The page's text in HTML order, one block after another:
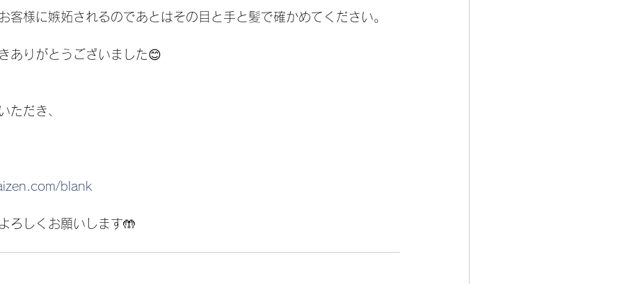
客様に嫉妬されるのであとはその目と手と髪で確かめてください。
ありがとうございました😊
ただき、
blank
ろしくお願いします🤲